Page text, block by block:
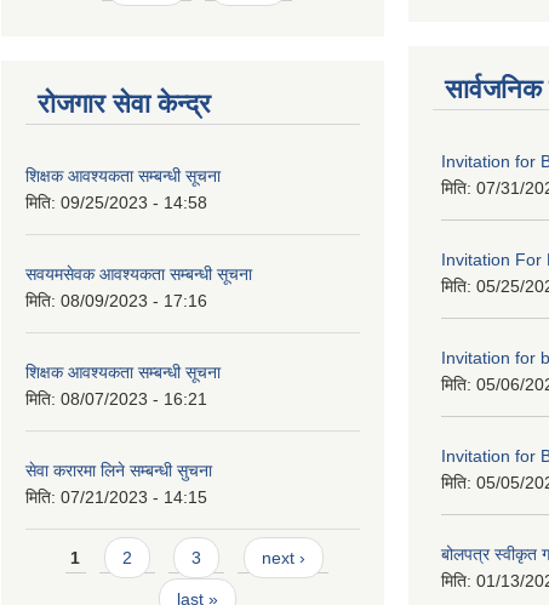
रोजगार सेवा केन्द्र
शिक्षक आवश्यकता सम्बन्धी सूचना
मिति: 09/25/2023 - 14:58
सवयमसेवक आवश्यकता सम्बन्धी सूचना
मिति: 08/09/2023 - 17:16
शिक्षक आवश्यकता सम्बन्धी सूचना
मिति: 08/07/2023 - 16:21
सेवा करारमा लिने सम्बन्धी सुचना
मिति: 07/21/2023 - 14:15
Pages
1 2 3 next ›
last »
Invitation for
मिति: 07/31/
Invitation For
मिति: 05/25/
Invitation for
मिति: 05/06/
Invitation for
मिति: 05/05/
बोलपत्र स्वीकृत
मिति: 01/13/